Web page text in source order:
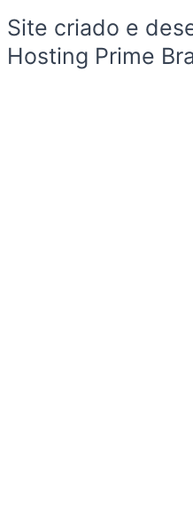
Site criado e
Hosting Prime